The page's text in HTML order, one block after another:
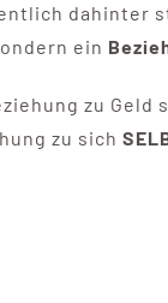
dahinter
ein
zu Geld
zu sich